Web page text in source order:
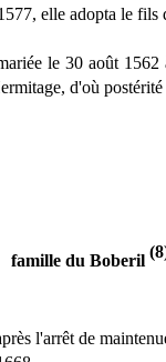
elle adopta le fils
le 30 août
d'où
famille du Boberil
l'arrêt de